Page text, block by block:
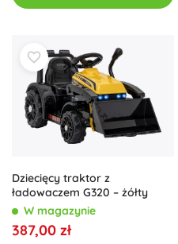
Dziecięcy traktor z
ładowaczem G320 – żółty
W magazynie
387,00 zł